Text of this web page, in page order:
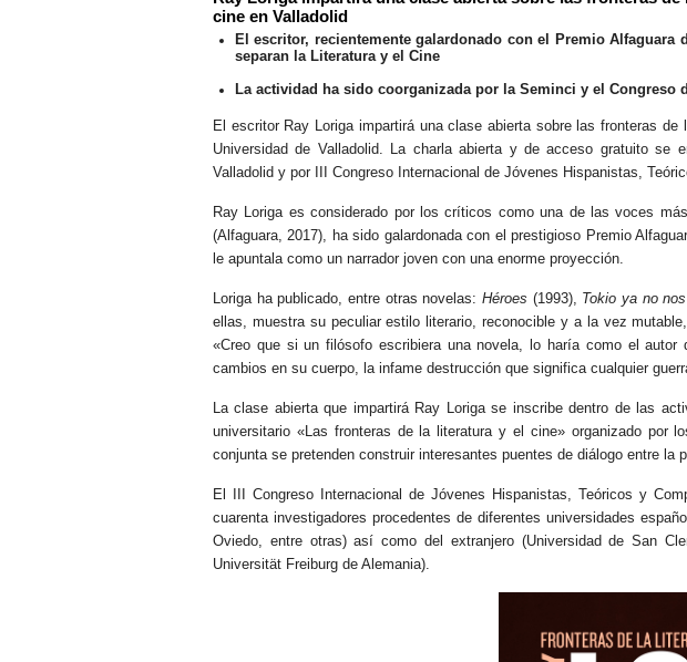
cine en Valladolid
El escritor, recientemente galardonado con el Premio Alfaguara
separan la Literatura y el Cine
La actividad ha sido coorganizada por la Seminci y el Congreso
El escritor Ray Loriga impartirá una clase abierta sobre las fronteras
Universidad de Valladolid. La charla abierta y de acceso gratuito se
Valladolid y por III Congreso Internacional de Jóvenes Hispanistas,
Ray Loriga es considerado por los críticos como una de las voces
(Alfaguara, 2017), ha sido galardonada con el prestigioso Premio
le apuntala como un narrador joven con una enorme proyección.
Loriga ha publicado, entre otras novelas: Héroes (1993), Tokio ya no
ellas, muestra su peculiar estilo literario, reconocible y a la vez
«Creo que si un filósofo escribiera una novela, lo haría como el autor
cambios en su cuerpo, la infame destrucción que significa cualquier
La clase abierta que impartirá Ray Loriga se inscribe dentro de las
universitario «Las fronteras de la literatura y el cine» organizado por
conjunta se pretenden construir interesantes puentes de diálogo entre la
El III Congreso Internacional de Jóvenes Hispanistas, Teóricos y
cuarenta investigadores procedentes de diferentes universidades
Oviedo, entre otras) así como del extranjero (Universidad de San
Universität Freiburg de Alemania).